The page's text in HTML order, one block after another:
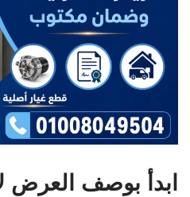
ابدأ بوصف العرض